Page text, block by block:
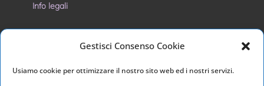
Gestisci Consenso Cookie
Usiamo cookie per ottimizzare il nostro sito web ed i nostri servizi.
Info legali
Privacy Policy
Cookie Policy